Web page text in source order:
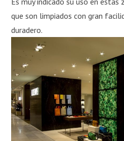
que son limpiados con gran
duradero.